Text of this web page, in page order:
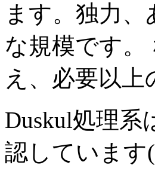
ます。独力
な規模です。
え、必要以
Duskul処理系
認しています